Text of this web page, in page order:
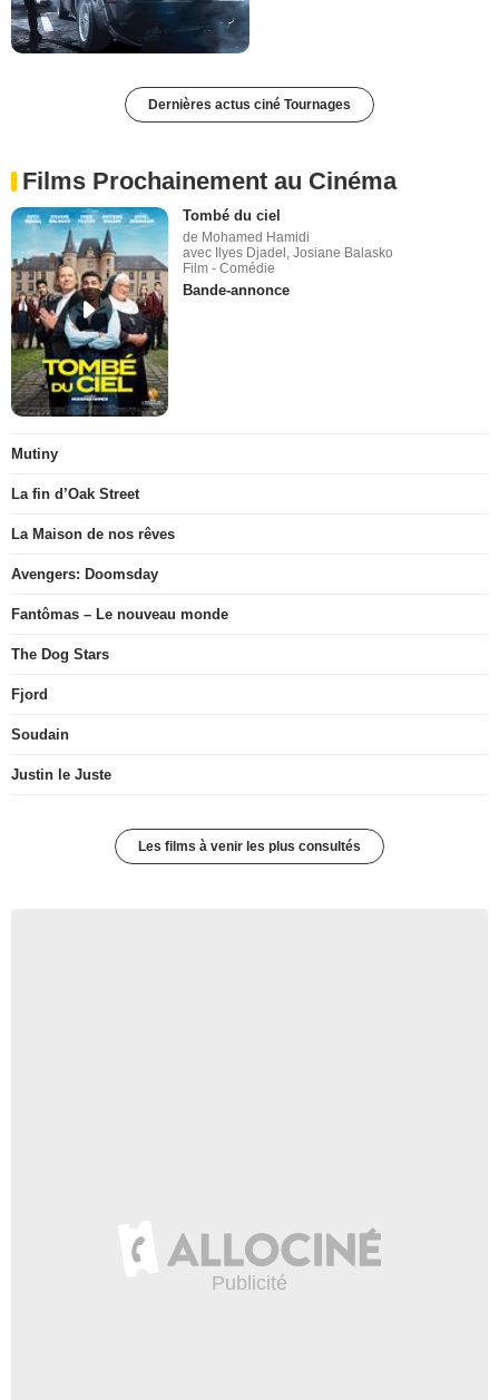
Dernières actus ciné Tournages
Films Prochainement au Cinéma
Tombé du ciel
de Mohamed Hamidi
avec Ilyes Djadel, Josiane Balasko
Film - Comédie
Bande-annonce
Mutiny
La fin d’Oak Street
La Maison de nos rêves
Avengers: Doomsday
Fantômas – Le nouveau monde
The Dog Stars
Fjord
Soudain
Justin le Juste
Les films à venir les plus consultés